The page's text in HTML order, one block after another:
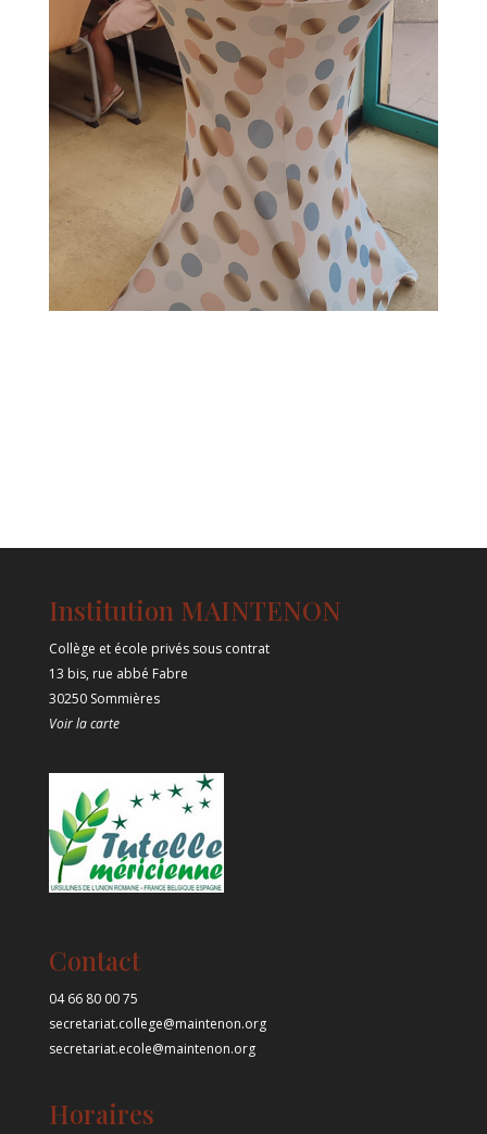
Institution MAINTENON
Collège et école privés sous contrat
13 bis, rue abbé Fabre
30250 Sommières
Voir la carte
Contact
04 66 80 00 75
secretariat.college@maintenon.org
secretariat.ecole@maintenon.org
Horaires